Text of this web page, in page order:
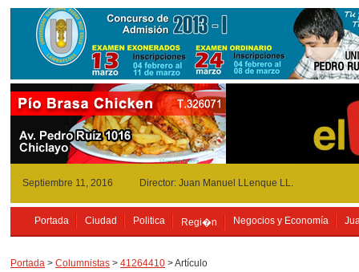
Septiembre 11, 2016 Director: Juan Manuel LLenque LL.
Portada Ciudad Politica Regi�n Negocios y Economía
Portada > Columnistas > 41264410 > Artículo